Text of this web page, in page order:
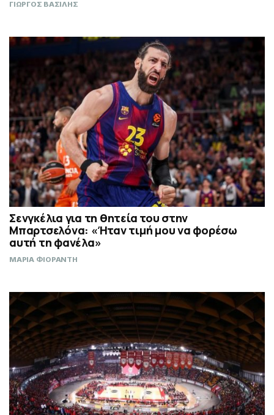
ΓΙΩΡΓΟΣ ΒΑΣΙΛΗΣ
Σενγκέλια για τη θητεία του στην
Μπαρτσελόνα: «Ήταν τιμή μου να φορέσω
αυτή τη φανέλα»
ΜΑΡΙΑ ΦΙΟΡΑΝΤΗ